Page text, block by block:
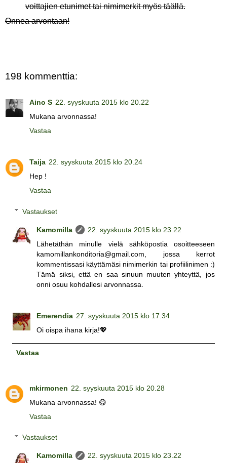
voittajien etunimet tai nimimerkit myös täällä.
Onnea arvontaan!
198 kommenttia:
Aino S 22. syyskuuta 2015 klo 20.22
Mukana arvonnassa!
Vastaa
Taija 22. syyskuuta 2015 klo 20.24
Hep !
Vastaa
Vastaukset
Kamomilla
22. syyskuuta 2015 klo 23.22
Lähetäthän minulle vielä sähköpostia osoitteeseen
kamomillankonditoria@gmail.com, jossa kerrot
kommentissasi käyttämäsi nimimerkin tai profiilinimen :)
Tämä siksi, että en saa sinuun muuten yhteyttä, jos
onni osuu kohdallesi arvonnassa.
Emerendia 27. syyskuuta 2015 klo 17.34
Oi oispa ihana kirja!💖
Vastaa
mkirmonen 22. syyskuuta 2015 klo 20.28
Mukana arvonnassa! 😋
Vastaa
Vastaukset
Kamomilla 22. syyskuuta 2015 klo 23.22